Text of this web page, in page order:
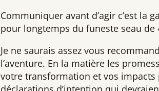
Communiquer avant d’agir c’est la
pour longtemps du funeste seau de
Je ne saurais assez vous
l’aventure. En la matière les
votre transformation et vos impacts